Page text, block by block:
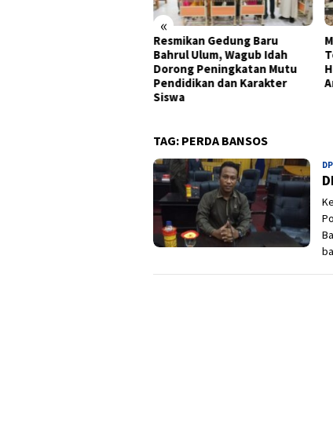
«
Resmikan Gedung Baru
Bahrul Ulum, Wagub Idah
Dorong Peningkatan Mutu
Pendidikan dan Karakter
Siswa
TAG: PERDA BANSOS